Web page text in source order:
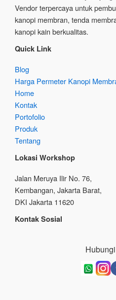
Vendor terpercaya untuk
kanopi membran, tenda
kanopi kain berkualitas.
Quick Link
Blog
Harga Permeter Kanopi
Home
Kontak
Portofolio
Produk
Tentang
Lokasi Workshop
Jalan Meruya Ilir No. 76,
Kembangan, Jakarta Barat,
DKI Jakarta 11620
Kontak Sosial